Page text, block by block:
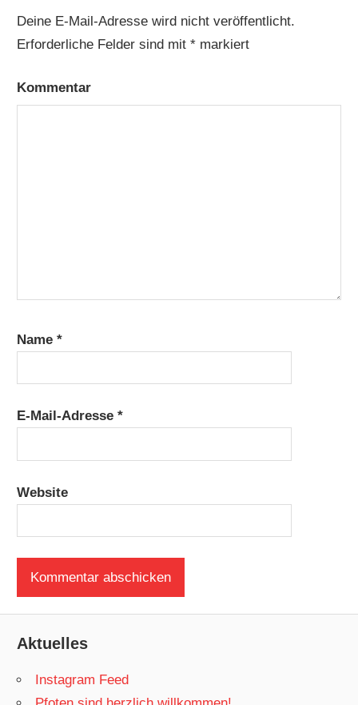
Deine E-Mail-Adresse wird nicht veröffentlicht.
Erforderliche Felder sind mit* markiert
Kommentar
Name*
E-Mail-Adresse*
Website
Aktuelles
Instagram Feed